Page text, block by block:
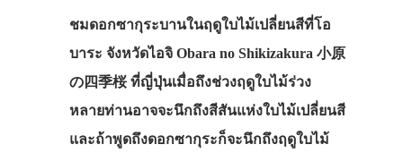
ชมดอกซากุระบานในฤดูใบไม้เปลี่ยนสีที่โอ
บาระ จังหวัดไอจิ Obara no Shikizakura 小原
の四季桜 ที่ญี่ปุ่นเมื่อถึงช่วงฤดูใบไม้ร่วง
หลายท่านอาจจะนึกถึงสีสันแห่งใบไม้เปลี่ยนสี
และถ้าพูดถึงดอกซากุระก็จะนึกถึงฤดูใบไม้